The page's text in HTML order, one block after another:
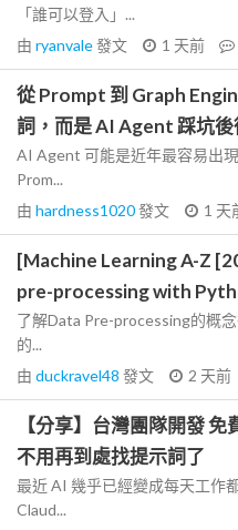
「誰可以登入」...
由 ryanvale發文 1 天前
從 Prompt 到 Graph
詞，而是 AI Agent 踩坑
AI Agent 可能是近年最容易出
Prom...
由 hardness1020發文 1 天
[Machine Learning A-Z
pre-processing with
了解Data Pre-processing的概
的...
由 duckravel48 發文 2 天前
【分享】台灣團隊開發
不用再到處找提示詞了
最近 AI 幾乎已經變成每天工作
Claud...